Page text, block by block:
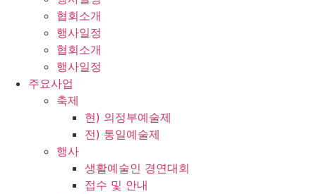
협회소개
행사일정
협회소개
행사일정
주요사업
축제
현) 의정부예술제
전) 통일예술제
행사
생활예술인 경연대회
접수 및 안내